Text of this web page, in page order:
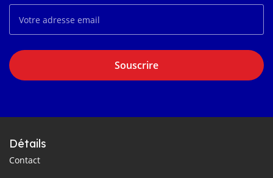
Souscrire
Détails
Contact